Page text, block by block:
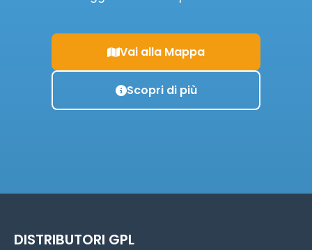
Vai alla Mappa
Scopri di più
DISTRIBUTORI GPL